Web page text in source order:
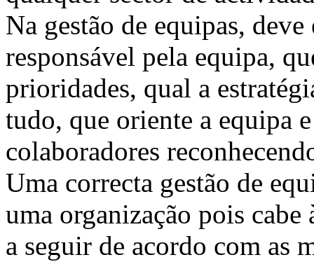
Na gestão de equipas,
responsável pela equipa,
prioridades, qual a
tudo, que oriente a equipa
colaboradores
Uma correcta gestão de
uma organização pois
a seguir de acordo com as